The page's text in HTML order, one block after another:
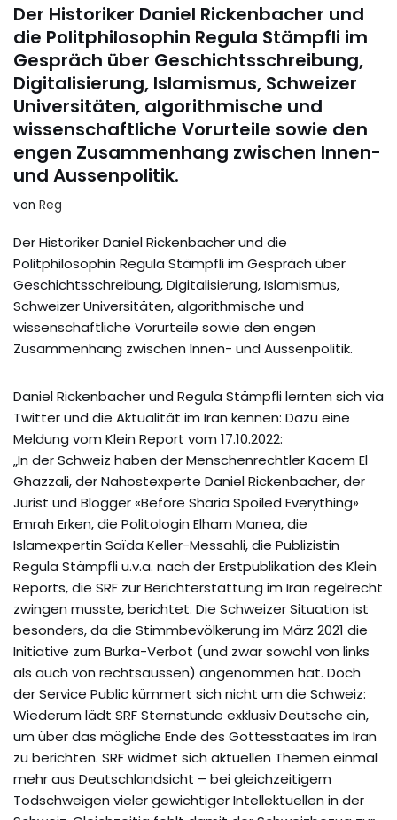
Der Historiker Daniel Rickenbacher und
die Politphilosophin Regula Stämpfli im
Gespräch über Geschichtsschreibung,
Digitalisierung, Islamismus, Schweizer
Universitäten, algorithmische und
wissenschaftliche Vorurteile sowie den
engen Zusammenhang zwischen Innen-
und Aussenpolitik.
von Reg
Der Historiker Daniel Rickenbacher und die
Politphilosophin Regula Stämpfli im Gespräch über
Geschichtsschreibung, Digitalisierung, Islamismus,
Schweizer Universitäten, algorithmische und
wissenschaftliche Vorurteile sowie den engen
Zusammenhang zwischen Innen- und Aussenpolitik.
Daniel Rickenbacher und Regula Stämpfli lernten sich via
Twitter und die Aktualität im Iran kennen: Dazu eine
Meldung vom Klein Report vom 17.10.2022:
„In der Schweiz haben der Menschenrechtler Kacem El
Ghazzali, der Nahostexperte Daniel Rickenbacher, der
Jurist und Blogger «Before Sharia Spoiled Everything»
Emrah Erken, die Politologin Elham Manea, die
Islamexpertin Saïda Keller-Messahli, die Publizistin
Regula Stämpfli u.v.a. nach der Erstpublikation des Klein
Reports, die SRF zur Berichterstattung im Iran regelrecht
zwingen musste, berichtet. Die Schweizer Situation ist
besonders, da die Stimmbevölkerung im März 2021 die
Initiative zum Burka-Verbot (und zwar sowohl von links
als auch von rechtsaussen) angenommen hat. Doch
der Service Public kümmert sich nicht um die Schweiz:
Wiederum lädt SRF Sternstunde exklusiv Deutsche ein,
um über das mögliche Ende des Gottesstaates im Iran
zu berichten. SRF widmet sich aktuellen Themen einmal
mehr aus Deutschlandsicht – bei gleichzeitigem
Todschweigen vieler gewichtiger Intellektuellen in der